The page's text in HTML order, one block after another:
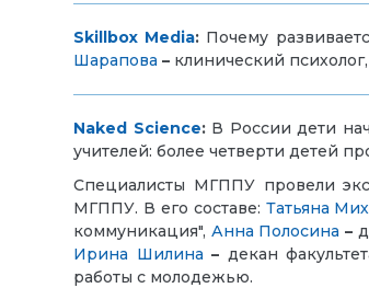
Skillbox Media: Почему
Шарапова – клинический
Naked Science:В России дети
учителей: более четверти детей
Специалисты МГППУ провели
МГППУ. В его составе: Татьяна
коммуникация", Анна Полосина –
Ирина Шилина – декан
работы с молодежью.